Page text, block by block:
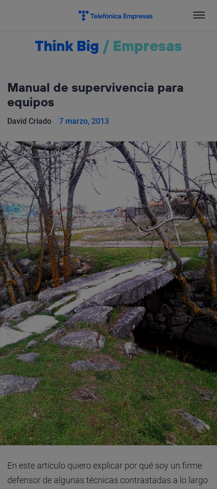
Think Big / Empresas
Manual de supervivencia para
equipos
David Criado 7 marzo, 2013
En este artículo quiero explicar por qué soy un firme
defensor de algunas técnicas contrastadas a lo largo